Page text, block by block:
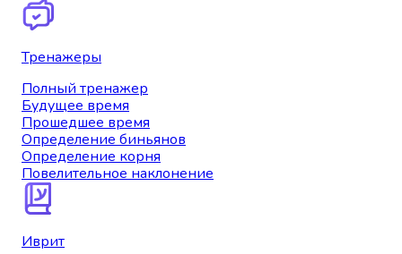
Тренажеры
Полный тренажер
Будущее время
Прошедшее время
Определение биньянов
Определение корня
Повелительное наклонение
Иврит